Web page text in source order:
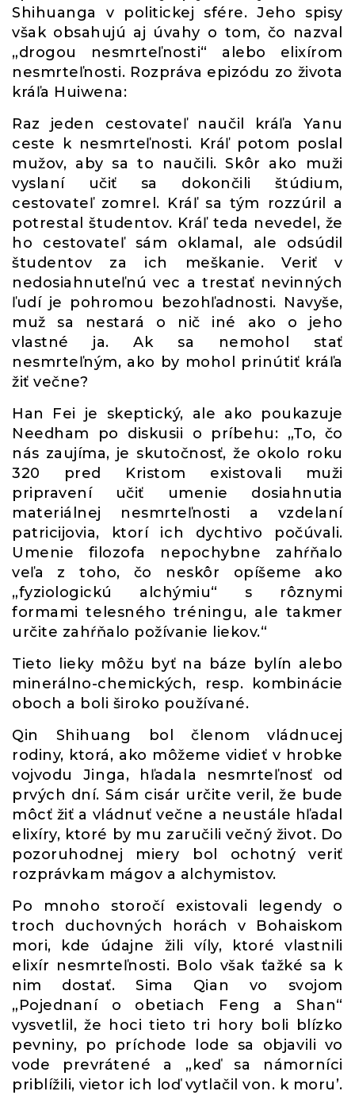
Shihuanga v politickej sfére. Jeho spisy
však obsahujú aj úvahy o tom, čo nazval
„drogou nesmrteľnosti“ alebo elixírom
nesmrteľnosti. Rozpráva epizódu zo života
kráľa Huiwena:
Raz jeden cestovateľ naučil kráľa Yanu
ceste k nesmrteľnosti. Kráľ potom poslal
mužov, aby sa to naučili. Skôr ako muži
vyslaní učiť sa dokončili štúdium,
cestovateľ zomrel. Kráľ sa tým rozzúril a
potrestal študentov. Kráľ teda nevedel, že
ho cestovateľ sám oklamal, ale odsúdil
študentov za ich meškanie. Veriť v
nedosiahnuteľnú vec a trestať nevinných
ľudí je pohromou bezohľadnosti. Navyše,
muž sa nestará o nič iné ako o jeho
vlastné ja. Ak sa nemohol stať
nesmrteľným, ako by mohol prinútiť kráľa
žiť večne?
Han Fei je skeptický, ale ako poukazuje
Needham po diskusii o príbehu: „To, čo
nás zaujíma, je skutočnosť, že okolo roku
320 pred Kristom existovali muži
pripravení učiť umenie dosiahnutia
materiálnej nesmrteľnosti a vzdelaní
patricijovia, ktorí ich dychtivo počúvali.
Umenie filozofa nepochybne zahŕňalo
veľa z toho, čo neskôr opíšeme ako
„fyziologickú alchýmiu“ s rôznymi
formami telesného tréningu, ale takmer
určite zahŕňalo požívanie liekov.“
Tieto lieky môžu byť na báze bylín alebo
minerálno-chemických, resp. kombinácie
oboch a boli široko používané.
Qin Shihuang bol členom vládnucej
rodiny, ktorá, ako môžeme vidieť v hrobke
vojvodu Jinga, hľadala nesmrteľnosť od
prvých dní. Sám cisár určite veril, že bude
môcť žiť a vládnuť večne a neustále hľadal
elixíry, ktoré by mu zaručili večný život. Do
pozoruhodnej miery bol ochotný veriť
rozprávkam mágov a alchymistov.
Po mnoho storočí existovali legendy o
troch duchovných horách v Bohaiskom
mori, kde údajne žili víly, ktoré vlastnili
elixír nesmrteľnosti. Bolo však ťažké sa k
nim dostať. Sima Qian vo svojom
„Pojednaní o obetiach Feng a Shan“
vysvetlil, že hoci tieto tri hory boli blízko
pevniny, po príchode lode sa objavili vo
vode prevrátené a „keď sa námorníci
priblížili, vietor ich loď vytlačil von. k moru’.